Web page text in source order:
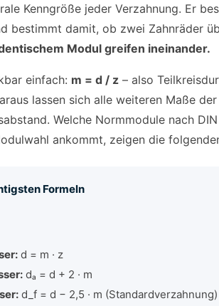
Kenngröße jeder Verzahnung. Er
bestimmt damit, ob zwei Zahnräder
Modul greifen ineinander.
einfach: m = d / z – also
lassen sich alle weiteren Maße
Welche Normmodule nach
ankommt, zeigen die
Formeln
d = m · z
dₐ = d + 2 · m
d_f = d − 2,5 · m (Standardverzahnung)